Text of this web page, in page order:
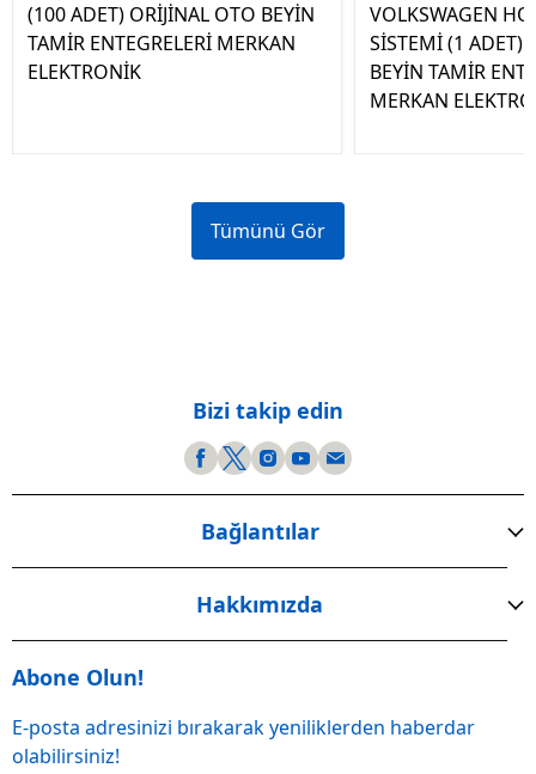
(100 ADET) ORİJİNAL OTO BEYİN
TAMİR ENTEGRELERİ MERKAN
ELEKTRONİK
VOLKSWAGEN
SİSTEMİ (1 ADET)
BEYİN TAMİR
MERKAN
Tümünü Gör
Bizi takip edin
Bağlantılar
Hakkımızda
Abone Olun!
E-posta adresinizi bırakarak yeniliklerden haberdar
olabilirsiniz!